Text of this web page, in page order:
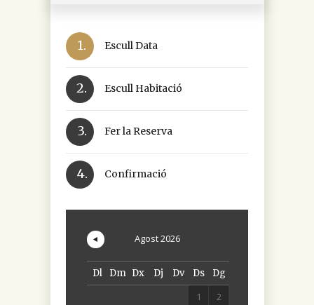
1. Escull Data
2. Escull Habitació
3. Fer la Reserva
4. Confirmació
Agost2026
Dl Dm Dx Dj Dv Ds Dg
1
2